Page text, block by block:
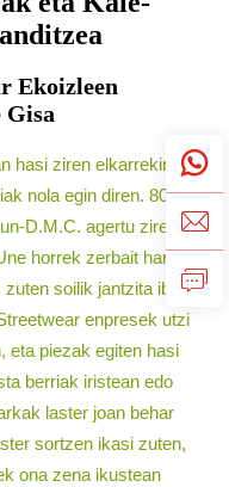
Ekoizleen
hasi ziren elkarrekin
nola egin diren. 80.
D.M.C. agertu ziren
horrek zerbait handia
soilik jantzita ibili,
enpresek utzi
eta piezak egiten hasi
berriak iristean edo
laster joan behar
sortzen ikasi zuten,
ona zena ikustean